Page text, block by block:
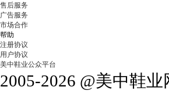
售后服务
广告服务
市场合作
帮助
注册协议
用户协议
美中鞋业公众平台
2005-2026 @美中鞋